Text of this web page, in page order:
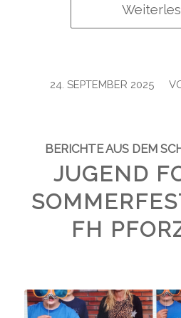
24. SEPTEMBER 2025
/
BERICHTE AUS DEM
JUGEND
FH